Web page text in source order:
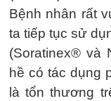
Bệnh nhân rất
ta tiếp tục sử
(Soratinex® và
hề có tác dụng
là tổn thương